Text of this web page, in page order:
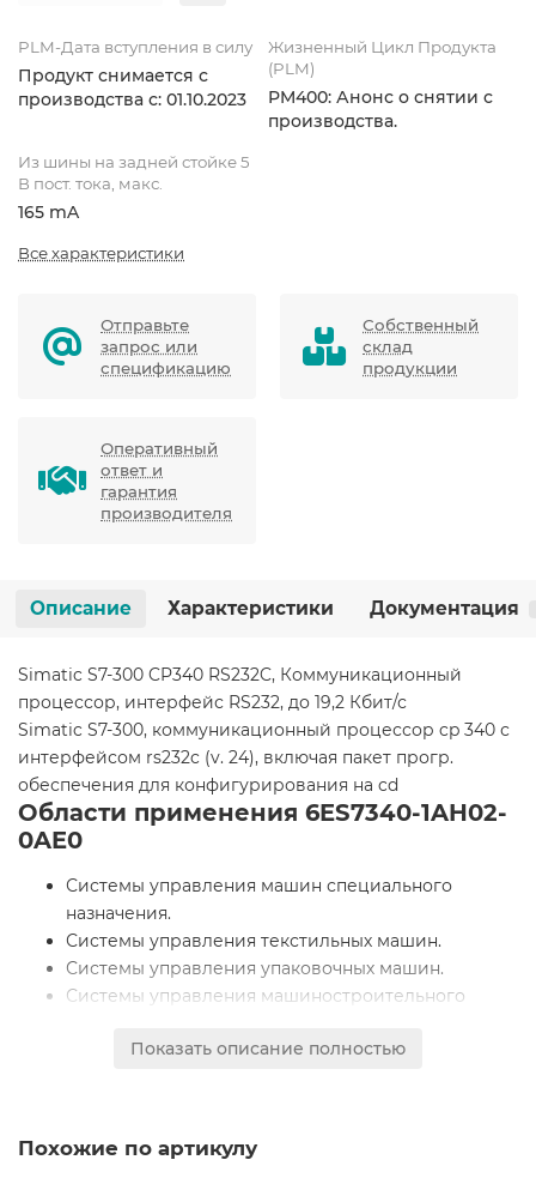
PLM-Дата вступления в силу
Продукт снимается с
производства с: 01.10.2023
Жизненный Цикл Продукта
(PLM)
PM400: Анонс о снятии с
производства.
Из шины на задней стойке 5
В пост. тока, макс.
165 mA
Все характеристики
Отправьте
запрос или
спецификацию
Собственный
склад
продукции
Оперативный
ответ и
гарантия
производителя
Описание Характеристики Документация
Simatic S7-300 CP340 RS232C, Коммуникационный
процессор, интерфейс RS232, до 19,2 Кбит/с
Simatic S7-300, коммуникационный процессор cp 340 с
интерфейсом rs232c (v. 24), включая пакет прогр.
обеспечения для конфигурирования на cd
Области применения 6ES7340-1AH02-
0AE0
Системы управления машин специального
назначения.
Системы управления текстильных машин.
Системы управления упаковочных машин.
Системы управления машиностроительного
Системы управления оборудования для
регулирования и позиционирования.
Показать описание полностью
Похожие по артикулу